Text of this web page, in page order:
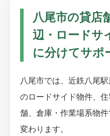
八尾市の貸店
辺・ロードサ
に分けてサポ
八尾市では、近鉄八尾
のロードサイド物件、
舗、倉庫・作業場系物
変わります。